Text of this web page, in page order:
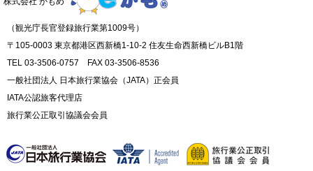
（観光庁長官登録旅行業第1009号）
〒105-0003 東京都港区西新橋1-10-2 住友生命西新橋ビルB1階
TEL 03-3506-0757 FAX 03-3506-8536
一般社団法人 日本旅行業協会（JATA）正会員
IATA公認旅客代理店
旅行業公正取引協議会会員